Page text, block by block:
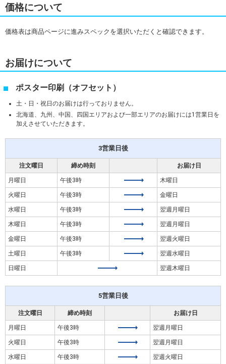
価格について
価格表は商品ページに進みスペックを選択いただくと確認できます。
お届けについて
ポスター印刷（オフセット）
土・日・祝日のお届けは行っておりません。
北海道、九州、中国、四国エリアおよび一部エリアのお届けには1営業日を
加えさせていただきます。
3営業日後
注文曜日 締め時刻 お届け日
月曜日 午後3時 木曜日
火曜日 午後3時 金曜日
水曜日 午後3時 翌週月曜日
木曜日 午後3時 翌週月曜日
金曜日 午後3時 翌週火曜日
土曜日 午後3時 翌週水曜日
日曜日 翌週木曜日
5営業日後
注文曜日 締め時刻 お届け日
月曜日 午後3時 翌週月曜日
火曜日 午後3時 翌週月曜日
水曜日 午後3時 翌週火曜日